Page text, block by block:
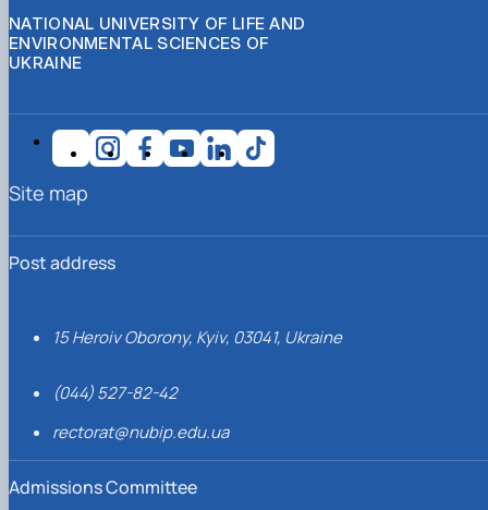
NATIONAL UNIVERSITY OF LIFE AND
ENVIRONMENTAL SCIENCES OF
UKRAINE
Post address
15 Heroiv Oborony, Kyiv, 03041, Ukraine
(044) 527-82-42
rectorat@nubip.edu.ua
Admissions Committee
Site map